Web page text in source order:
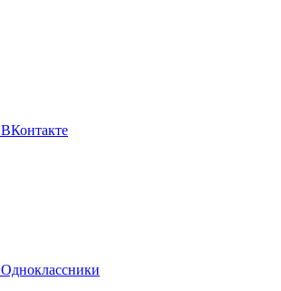
ВКонтакте
Одноклассники